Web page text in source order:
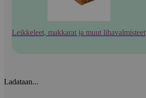
Leikkeleet, makkarat ja muut lihavalmisteet
Ladataan...